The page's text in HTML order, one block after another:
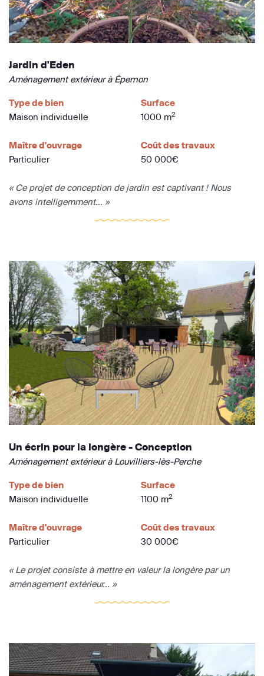
Jardin d'Eden
Aménagement extérieur à Épernon
Type de bien
Maison individuelle
Surface
1000 m2
Maître d'ouvrage
Particulier
Coût des travaux
50 000€
« Ce projet de conception de jardin est captivant ! Nous
avons intelligemment... »
Un écrin pour la longère - Conception
Aménagement extérieur à Louvilliers-lès-Perche
Type de bien
Maison individuelle
Surface
1100 m2
Maître d'ouvrage
Particulier
Coût des travaux
30 000€
« Le projet consiste à mettre en valeur la longère par un
aménagement extérieur... »